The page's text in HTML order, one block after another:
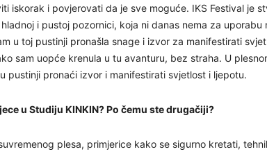
iskorak i povjerovati da je sve moguće. IKS Festival je
i pustoj pozornici, koja ni danas nema za uporabu
u toj pustinji pronašla snage i izvor za manifestirati
sam uopće krenula u tu avanturu, bez straha. U
pustinji pronaći izvor i manifestirati svjetlost i ljepotu.
u Studiju KINKIN? Po čemu ste drugačiji?
plesa, primjerice kako se sigurno kretati,